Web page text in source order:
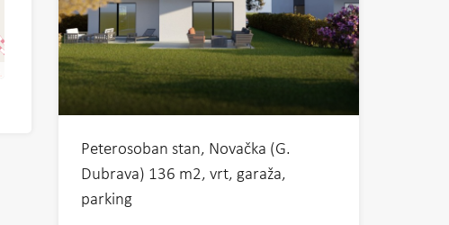
Peterosoban stan, Novačka (G.
Dubrava) 136 m2, vrt, garaža,
parking